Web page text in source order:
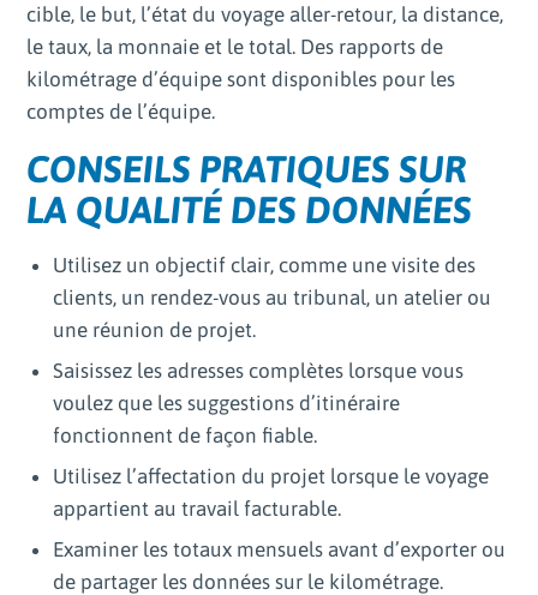
cible, le but, l’état du voyage aller-retour, la distance,
le taux, la monnaie et le total. Des rapports de
kilométrage d’équipe sont disponibles pour les
comptes de l’équipe.
CONSEILS PRATIQUES SUR
LA QUALITÉ DES DONNÉES
Utilisez un objectif clair, comme une visite des
clients, un rendez-vous au tribunal, un atelier ou
une réunion de projet.
Saisissez les adresses complètes lorsque vous
voulez que les suggestions d’itinéraire
fonctionnent de façon fiable.
Utilisez l’affectation du projet lorsque le voyage
appartient au travail facturable.
Examiner les totaux mensuels avant d’exporter ou
de partager les données sur le kilométrage.